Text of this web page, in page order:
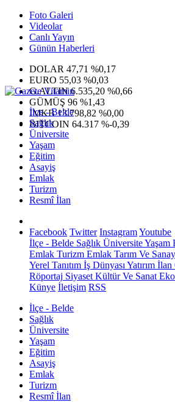
Foto Galeri
Videolar
Canlı Yayın
Günün Haberleri
DOLAR 47,71 %0,17
EURO 55,03 %0,03
G.ALTIN6.535,20 %0,66
GÜMÜŞ 96 %1,43
IMKB13.798,82 %0,00
BITCOIN 64.317 %-0,39
İlçe - Belde
Sağlık
Üniversite
Yaşam
Eğitim
Asayiş
Emlak
Turizm
Resmî İlan
Facebook Twitter InstagramYoutube
İlçe - Belde Sağlık ÜniversiteYaşam
Emlak Turizm Emlak Tarım Ve
Yerel Tanıtım İş Dünyası Yatırım İlan
Röportaj Siyaset Kültür Ve Sanat
Künye İletişim RSS
İlçe - Belde
Sağlık
Üniversite
Yaşam
Eğitim
Asayiş
Emlak
Turizm
Resmî İlan